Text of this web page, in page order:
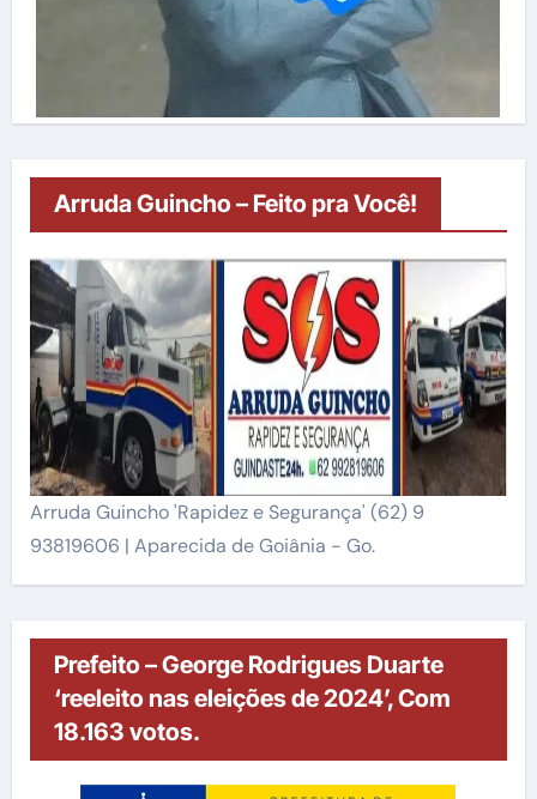
Arruda Guincho – Feito pra Você!
Arruda Guincho 'Rapidez e Segurança' (62) 9
93819606 | Aparecida de Goiânia - Go.
Prefeito – George Rodrigues Duarte
‘reeleito nas eleições de 2024’, Com
18.163 votos.